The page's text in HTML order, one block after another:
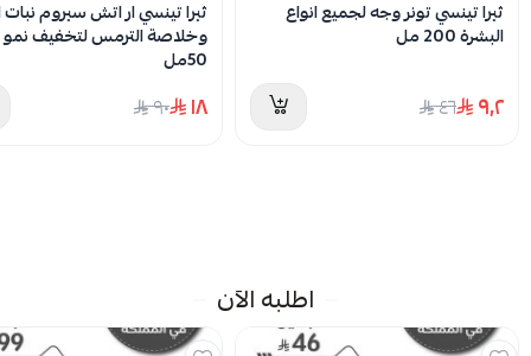
ثيرا تينسي تونر وجه لجميع انواع
البشرة 200 مل
٩٫٢ ٤٦
ثيرا تينسي ار اتش سيروم نبات
وخلاصة الترمس لتخفيف نمو
50مل
١٨ ٩٠
اطلبه الآن